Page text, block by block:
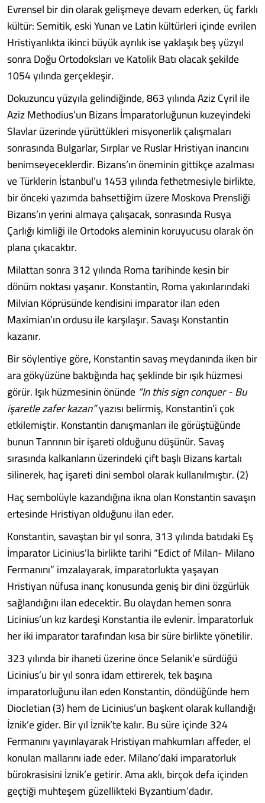
Evrensel bir din olarak gelişmeye devam ederken, üç farklı
kültür: Semitik, eski Yunan ve Latin kültürleri içinde evrilen
Hristiyanlıkta ikinci büyük ayrılık ise yaklaşık beş yüzyıl
sonra Doğu Ortodoksları ve Katolik Batı olacak şekilde
1054 yılında gerçekleşir.
Dokuzuncu yüzyıla gelindiğinde, 863 yılında Aziz Cyril ile
Aziz Methodius’un Bizans İmparatorluğunun kuzeyindeki
Slavlar üzerinde yürüttükleri misyonerlik çalışmaları
sonrasında Bulgarlar, Sırplar ve Ruslar Hristiyan inancını
benimseyeceklerdir. Bizans’ın öneminin gittikçe azalması
ve Türklerin İstanbul’u 1453 yılında fethetmesiyle birlikte,
bir önceki yazımda bahsettiğim üzere Moskova Prensliği
Bizans’ın yerini almaya çalışacak, sonrasında Rusya
Çarlığı kimliği ile Ortodoks aleminin koruyucusu olarak ön
plana çıkacaktır.
Milattan sonra 312 yılında Roma tarihinde kesin bir
dönüm noktası yaşanır. Konstantin, Roma yakınlarındaki
Milvian Köprüsünde kendisini imparator ilan eden
Maximian’ın ordusu ile karşılaşır. Savaşı Konstantin
kazanır.
Bir söylentiye göre, Konstantin savaş meydanında iken bir
ara gökyüzüne baktığında haç şeklinde bir ışık hüzmesi
görür. Işık hüzmesinin önünde “In this sign conquer - Bu
işaretle zafer kazan”yazısı belirmiş, Konstantin’i çok
etkilemiştir. Konstantin danışmanları ile görüştüğünde
bunun Tanrının bir işareti olduğunu düşünür. Savaş
sırasında kalkanların üzerindeki çift başlı Bizans kartalı
silinerek, haç işareti dini sembol olarak kullanılmıştır. (2)
Haç sembolüyle kazandığına ikna olan Konstantin savaşın
ertesinde Hristiyan olduğunu ilan eder.
Konstantin, savaştan bir yıl sonra, 313 yılında batıdaki Eş
İmparator Licinius’la birlikte tarihi “Edict of Milan- Milano
Fermanını” imzalayarak, imparatorlukta yaşayan
Hristiyan nüfusa inanç konusunda geniş bir dini özgürlük
sağlandığını ilan edecektir. Bu olaydan hemen sonra
Licinius’un kız kardeşi Konstantia ile evlenir. İmparatorluk
her iki imparator tarafından kısa bir süre birlikte yönetilir.
323 yılında bir ihaneti üzerine önce Selanik’e sürdüğü
Licinius’u bir yıl sonra idam ettirerek, tek başına
imparatorluğunu ilan eden Konstantin, döndüğünde hem
Diocletian (3) hem de Licinius’un başkent olarak kullandığı
İznik’e gider. Bir yıl İznik’te kalır. Bu süre içinde 324
Fermanını yayınlayarak Hristiyan mahkumları affeder, el
konulan mallarını iade eder. Milano’daki imparatorluk
bürokrasisini İznik’e getirir. Ama aklı, birçok defa içinden
geçtiği muhteşem güzellikteki Byzantium’dadır.